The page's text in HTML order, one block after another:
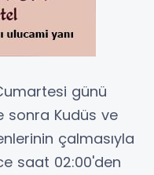
günü
sonra Kudüs ve
çalmasıyla
saat 02:00'den